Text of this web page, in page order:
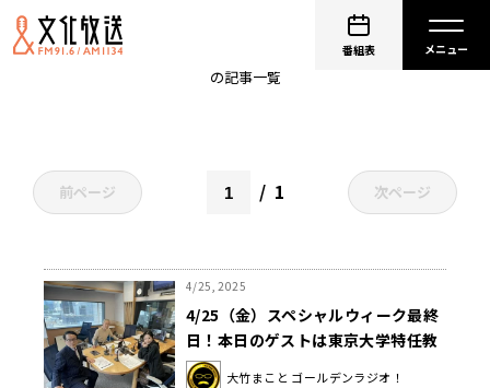
番組表
の記事一覧
前ページ 1 次ページ
4/25, 2025
4/25（金）スペシャルウィーク最終
日！本日のゲストは東京大学特任教
授の鈴木宣弘さんでした！
大竹まこと ゴールデンラジオ！